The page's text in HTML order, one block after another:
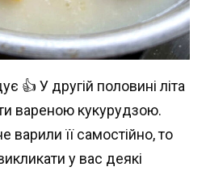
👍 У другій половині літа
вареною кукурудзою.
варили її самостійно, то
у вас деякі